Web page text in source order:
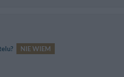
NIE WIEM